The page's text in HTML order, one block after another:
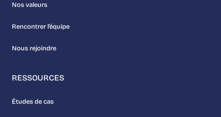
Nos valeurs
Rencontrer l’équipe
Nous rejoindre
RESSOURCES
Études de cas